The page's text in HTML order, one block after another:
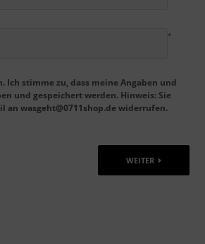
*
Ich stimme zu, dass meine Angaben und
und gespeichert werden. Hinweis: Sie
wasgeht@0711shop.de widerrufen.
WEITER